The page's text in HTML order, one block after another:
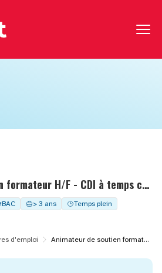
Animateur de soutien formateur H/F - CDI à temps complet - POLE TRAVAIL ADAPTEE
BAC > 3 ans
Temps plein
d'emploi Animateur de soutien formateur H/F - CDI à temps complet - POLE TRAVAIL ADAPTEE